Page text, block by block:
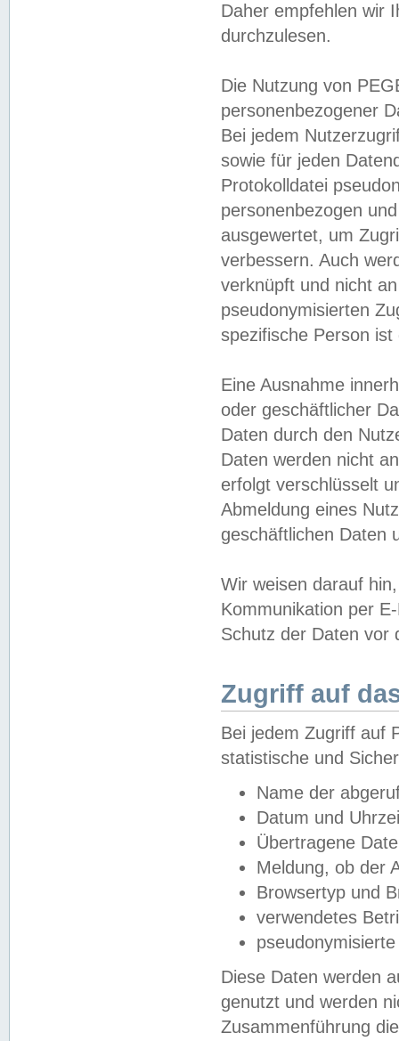
Daher empfehlen wir
durchzulesen.
Die Nutzung von
personenbezogener
Bei jedem
sowie für jeden
Protokolldatei
personenbezogen
ausgewertet, um
verbessern. Auch
verknüpft und nicht
pseudonymisierten
spezifische Person
Eine Ausnahme
oder geschäftlicher
Daten durch den
Daten werden nicht
erfolgt verschlüsselt
Abmeldung eines
geschäftlichen Daten
Wir weisen darauf
Kommunikation per
Schutz der Daten vor
Zugriff auf
Bei jedem Zugriff auf
statistische und
Name der
Datum und
Übertragene
Meldung, ob der
Browsertyp und
verwendetes
Diese Daten werden
genutzt und werden
Zusammenführung